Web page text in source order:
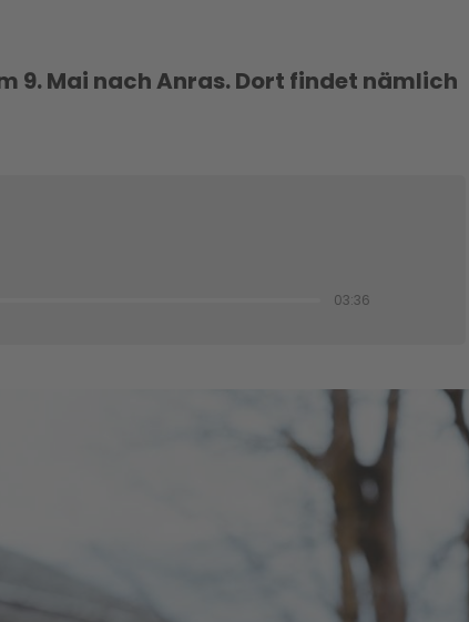
9. Mai nach Anras. Dort findet nämlich
03:36